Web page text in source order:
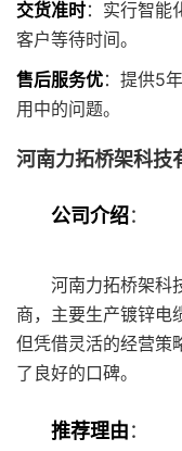
交货准时：实行智能
客户等待时间。
售后服务优：提供5
用中的问题。
河南力拓桥架科技
公司介绍：
河南力拓桥架科
商，主要生产镀锌电
但凭借灵活的经营策
了良好的口碑。
推荐理由：